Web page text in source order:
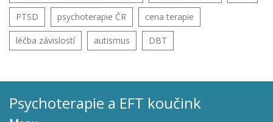
PTSD psychoterapie ČR cena terapie
léčba závislostí autismus DBT
Psychoterapie a EFT koučink